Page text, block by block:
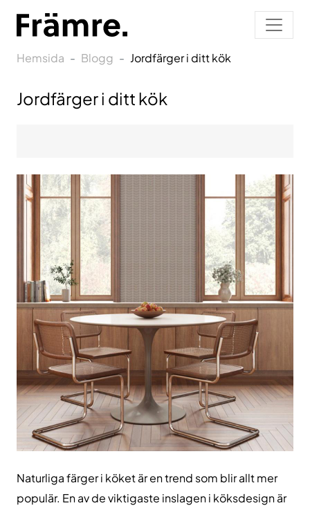
Hemsida Blogg Jordfärger i ditt kök
Jordfärger i ditt kök
Naturliga färger i köket är en trend som blir allt mer
populär. En av de viktigaste inslagen i köksdesign är